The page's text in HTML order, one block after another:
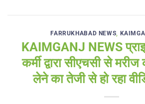
FARRUKHABAD NEWS,
KAIMGANJ NEWS
कर्मी द्वारा सीएचसी से
लेने का तेजी से हो रहा